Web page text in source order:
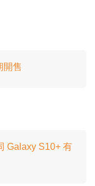
開售
Galaxy S10+ 有